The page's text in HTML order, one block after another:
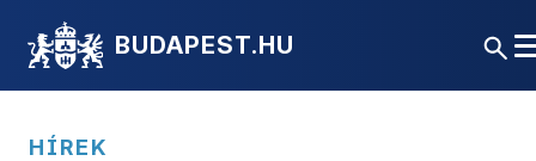
BUDAPEST.HU
HÍREK